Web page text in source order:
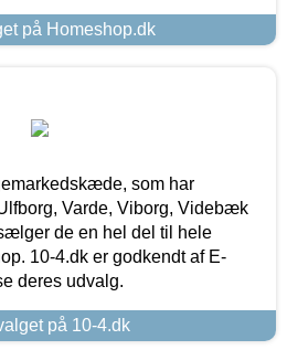
på Homeshop.dk
som har
Varde, Viborg, Videbæk
de en hel del til hele
10-4.dk er godkendt af E-
deres udvalg.
på 10-4.dk